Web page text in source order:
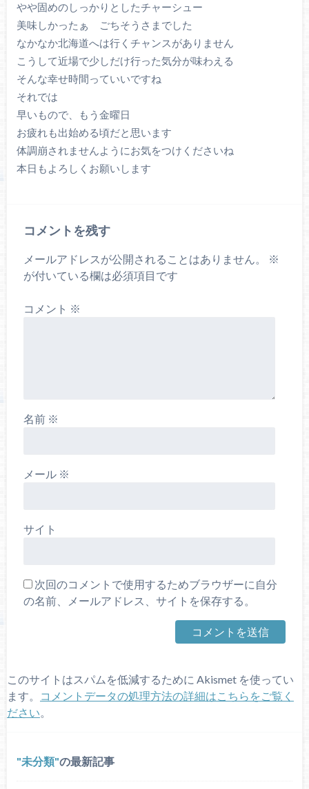
やや固めのしっかりとしたチャーシュー
美味しかったぁ ごちそうさまでした
なかなか北海道へは行くチャンスがありません
こうして近場で少しだけ行った気分が味わえる
そんな幸せ時間っていいですね
それでは
早いもので、もう金曜日
お疲れも出始める頃だと思います
体調崩されませんようにお気をつけくださいね
本日もよろしくお願いします
コメントを残す
メールアドレスが公開されることはありません。
※
が付いている欄は必須項目です
コメント ※
名前 ※
メール ※
サイト
次回のコメントで使用するためブラウザーに自分
の名前、メールアドレス、サイトを保存する。
このサイトはスパムを低減するために Akismet を使ってい
ます。
コメントデータの処理方法の詳細はこちらをご覧く
ださい
未分類 の最新記事